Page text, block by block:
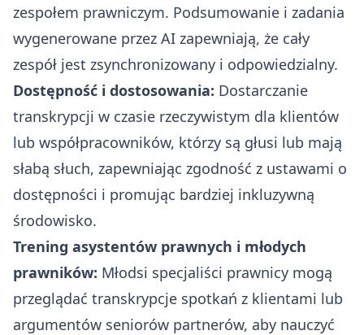
zespołem prawniczym. Podsumowanie i zadania
wygenerowane przez AI zapewniają, że cały
zespół jest zsynchronizowany i odpowiedzialny.
Dostępność i dostosowania: Dostarczanie
transkrypcji w czasie rzeczywistym dla klientów
lub współpracowników, którzy są głusi lub mają
słabą słuch, zapewniając zgodność z ustawami o
dostępności i promując bardziej inkluzywną
środowisko.
Trening asystentów prawnych i młodych
prawników: Młodsi specjaliści prawnicy mogą
przeglądać transkrypcje spotkań z klientami lub
argumentów seniorów partnerów, aby nauczyć